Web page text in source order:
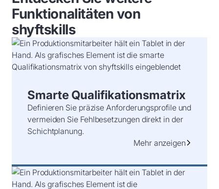
Funktionalitäten von
shyftskills
Smarte Qualifikationsmatrix
Definieren Sie präzise Anforderungsprofile und
vermeiden Sie Fehlbesetzungen direkt in der
Schichtplanung.
Mehr anzeigen